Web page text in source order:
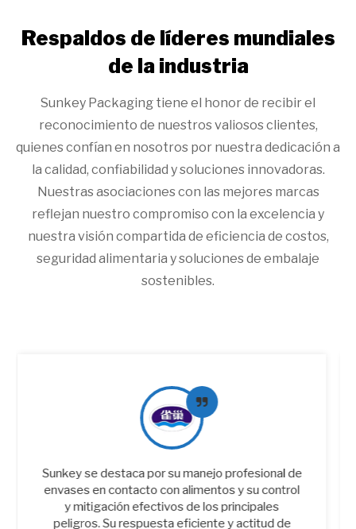
Respaldos de líderes mundiales
de la industria
Sunkey Packaging tiene el honor de recibir el
reconocimiento de nuestros valiosos clientes,
quienes confían en nosotros por nuestra dedicación a
la calidad, confiabilidad y soluciones innovadoras.
Nuestras asociaciones con las mejores marcas
reflejan nuestro compromiso con la excelencia y
nuestra visión compartida de eficiencia de costos,
seguridad alimentaria y soluciones de embalaje
sostenibles.
¡Gracias por su continuo apoyo y ayuda al trabajo
de nuestra empresa, y felicitaciones por recibir
una puntuación integral de !